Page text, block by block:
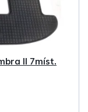
II 7míst.